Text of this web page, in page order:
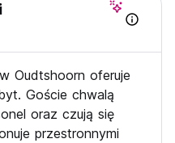
Oudtshoorn oferuje
Goście chwalą
oraz czują się
przestronnymi